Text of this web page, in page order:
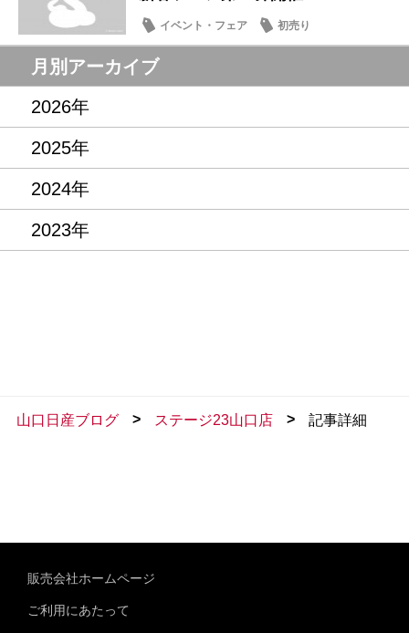
イベント・フェア 初売り
月別アーカイブ
2026年
2025年
2024年
2023年
山口日産ブログ > ステージ23山口店 > 記事詳細
販売会社ホームページ
ご利用にあたって